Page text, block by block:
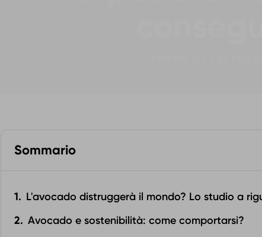
Sommario
L'avocado distruggerà il mondo? Lo studio a
Avocado e sostenibilità: come comportarsi?